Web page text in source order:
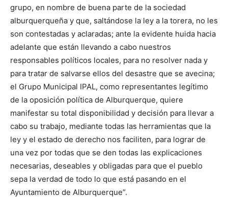
grupo, en nombre de buena parte de la sociedad
alburquerqueña y que, saltándose la ley a la torera, no les
son contestadas y aclaradas; ante la evidente huida hacia
adelante que están llevando a cabo nuestros
responsables políticos locales, para no resolver nada y
para tratar de salvarse ellos del desastre que se avecina;
el Grupo Municipal IPAL, como representantes legítimo
de la oposición política de Alburquerque, quiere
manifestar su total disponibilidad y decisión para llevar a
cabo su trabajo, mediante todas las herramientas que la
ley y el estado de derecho nos faciliten, para lograr de
una vez por todas que se den todas las explicaciones
necesarias, deseables y obligadas para que el pueblo
sepa la verdad de todo lo que está pasando en el
Ayuntamiento de Alburquerque”.